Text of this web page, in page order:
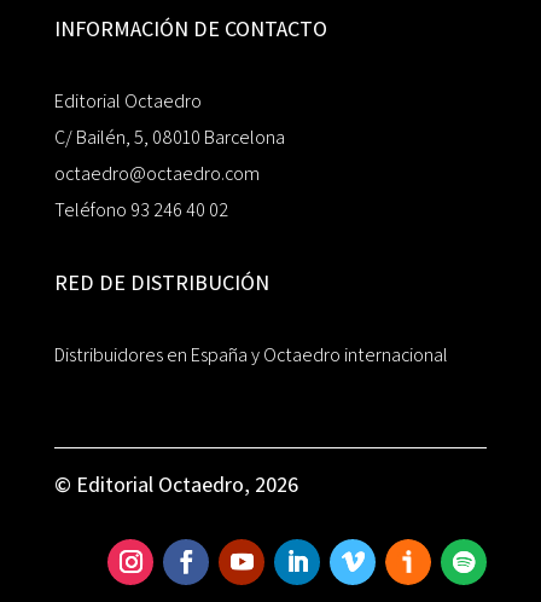
INFORMACIÓN DE CONTACTO
Editorial Octaedro
C/ Bailén, 5, 08010 Barcelona
octaedro@octaedro.com
Teléfono 93 246 40 02
RED DE DISTRIBUCIÓN
Distribuidores en España y Octaedro internacional
© Editorial Octaedro, 2026